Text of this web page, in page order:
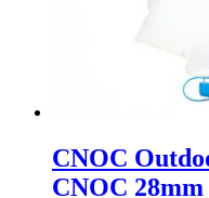
CNOC
CNOC